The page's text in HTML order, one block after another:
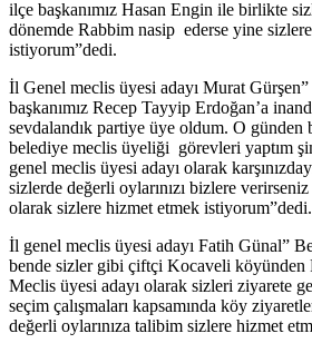
ilçe başkanımız Hasan Engin ile birlikte
dönemde Rabbim nasip ederse yine
istiyorum”dedi.
İl Genel meclis üyesi adayı Murat
başkanımız Recep Tayyip Erdoğan’a
sevdalandık partiye üye oldum. O günden
belediye meclis üyeliği görevleri yaptım
genel meclis üyesi adayı olarak
sizlerde değerli oylarınızı bizlere
olarak sizlere hizmet etmek istiyorum”dedi.
İl genel meclis üyesi adayı Fatih Günal”
bende sizler gibi çiftçi Kocaveli köyünden
Meclis üyesi adayı olarak sizleri ziyarete
seçim çalışmaları kapsamında köy
değerli oylarınıza talibim sizlere hizmet